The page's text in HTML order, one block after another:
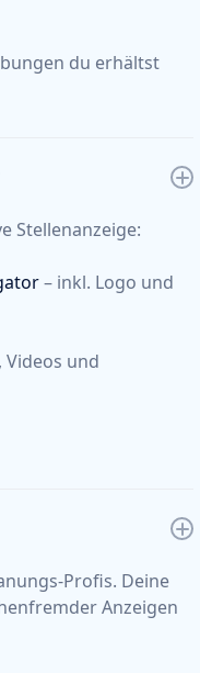
du erhältst
Stellenanzeige:
– inkl. Logo und
Videos und
Profis. Deine
Anzeigen